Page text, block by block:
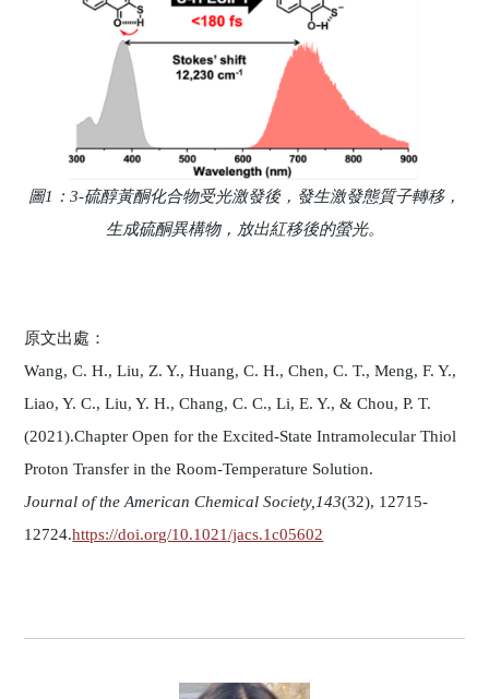
圖1：3-硫醇黃酮化合物受光激發後，發生激發態質子轉移，
生成硫酮異構物，放出紅移後的螢光。
原文出處：
Wang, C. H., Liu, Z. Y., Huang, C. H., Chen, C. T., Meng, F. Y.,
Liao, Y. C., Liu, Y. H., Chang, C. C., Li, E. Y., & Chou, P. T.
(2021).Chapter Open for the Excited-State Intramolecular Thiol
Proton Transfer in the Room-Temperature Solution.
Journal of the American Chemical Society,143(32), 12715-
12724.https://doi.org/10.1021/jacs.1c05602